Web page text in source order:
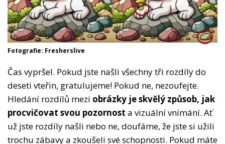
Fotografie: Fresherslive
Čas vypršel. Pokud jste našli všechny tři rozdíly do
deseti vteřin, gratulujeme! Pokud ne, nezoufejte.
Hledání rozdílů mezi obrázky je skvělý způsob, jak
procvičovat svou pozornost a vizuální vnímání. Ať
už jste rozdíly našli nebo ne, doufáme, že jste si užili
trochu zábavy a zkoušeli své schopnosti. Pokud máte